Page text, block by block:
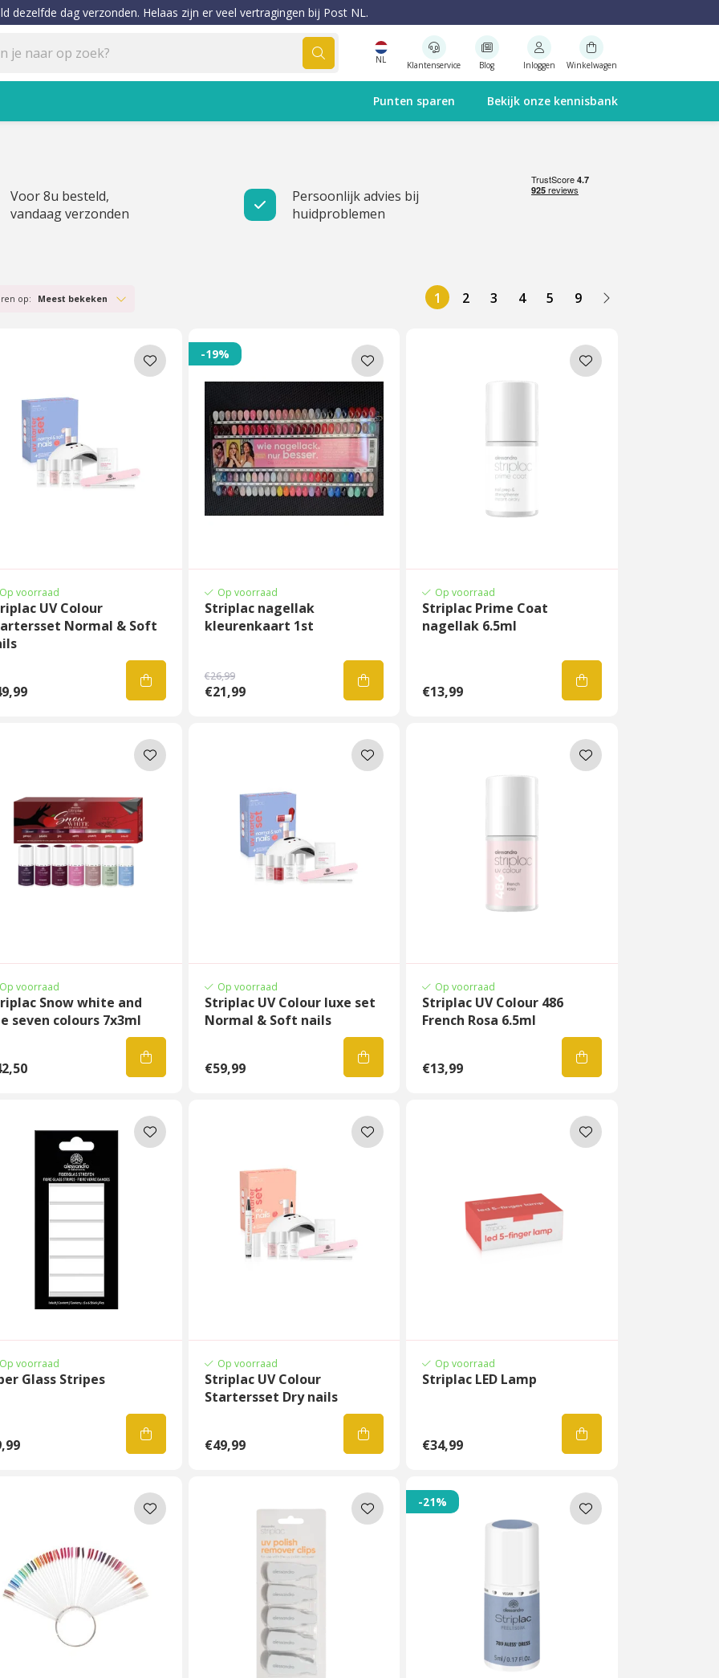
dezelfde dag verzonden. Helaas zijn er veel vertragingen bij Post NL.
NL Klantenservice Blog Inloggen Winkelwagen
Punten sparen Bekijk onze kennisbank
Voor 8u besteld,
vandaag verzonden
Persoonlijk advies bij
huidproblemen
op: Meest bekeken 1 2 3 4 5 9
Op voorraad
UV Colour
Normal & Soft
-19%
Op voorraad
Striplac nagellak
kleurenkaart 1st
€26,99
€21,99
Op voorraad
Striplac Prime Coat
nagellak 6.5ml
€13,99
Op voorraad
Snow white and
seven colours 7x3ml
Op voorraad
Striplac UV Colour luxe set
Normal & Soft nails
€59,99
Op voorraad
Striplac UV Colour 486
French Rosa 6.5ml
€13,99
Op voorraad
Glass Stripes
Op voorraad
Striplac UV Colour
Startersset Dry nails
€49,99
Op voorraad
Striplac LED Lamp
€34,99
-21%